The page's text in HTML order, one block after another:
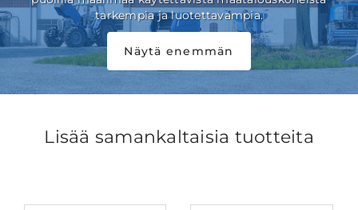
tarkempia ja luotettavampia.
Näytä enemmän
Lisää samankaltaisia tuotteita